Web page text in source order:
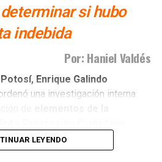
si hubo
indebida
Por: Haniel Valdés
Enrique Galindo
una investigación interna
de que la corporación diera a
con un video que ha
LEYENDO